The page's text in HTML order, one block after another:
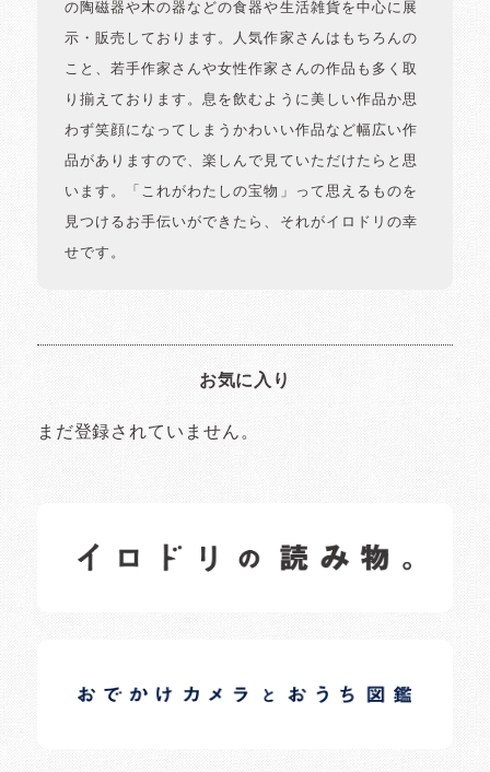
の陶磁器や木の器などの食器や生活雑貨を中心に展
示・販売しております。人気作家さんはもちろんの
こと、若手作家さんや女性作家さんの作品も多く取
り揃えております。息を飲むように美しい作品か思
わず笑顔になってしまうかわいい作品など幅広い作
品がありますので、楽しんで見ていただけたらと思
います。「これがわたしの宝物」って思えるものを
見つけるお手伝いができたら、それがイロドリの幸
せです。
お気に入り
まだ登録されていません。
日常の様子など随時更新中です。
日常の様子など随時更新中です。